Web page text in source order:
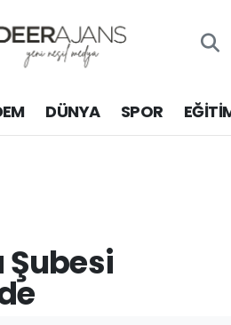
DÜNYA SPOR
Şubesi